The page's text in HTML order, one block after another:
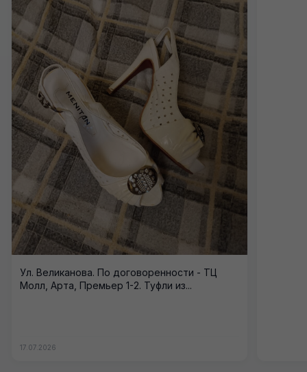
Ул. Великанова. По договоренности - ТЦ
Молл, Арта, Премьер 1-2. Туфли из...
17.07.2026